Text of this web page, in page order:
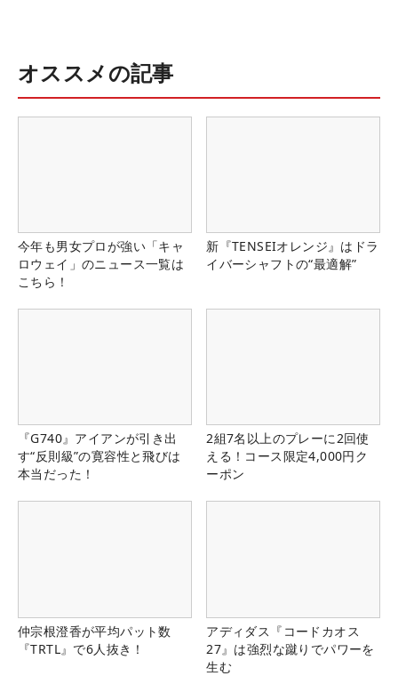
オススメの記事
今年も男女プロが強い「キャ
ロウェイ」のニュース一覧は
こちら！
新『TENSEIオレンジ』はドラ
イバーシャフトの“最適解”
『G740』アイアンが引き出
す“反則級”の寛容性と飛びは
本当だった！
2組7名以上のプレーに2回使
える！コース限定4,000円ク
ーポン
仲宗根澄香が平均パット数
『TRTL』で6人抜き！
アディダス『コードカオス
27』は強烈な蹴りでパワーを
生む